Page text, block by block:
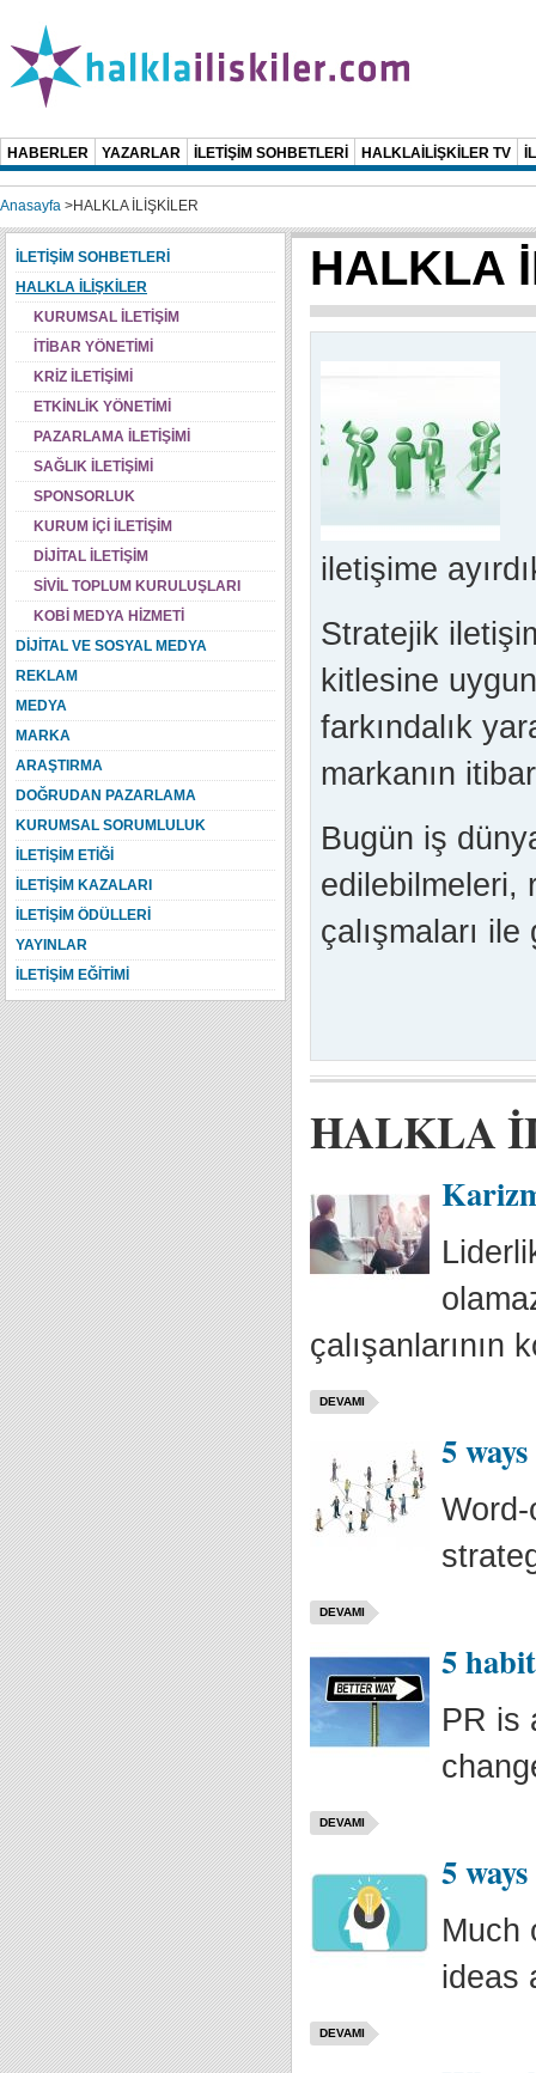
HABERLER YAZARLAR İLETİŞİM SOHBETLERİ HALKLAİLİŞKİLER TV
Anasayfa >HALKLA İLİŞKİLER
HALKLA
iletişime
Stratejik
kitlesine
farkındalık
markanın
Bugün iş
edilebilmeleri,
çalışmaları
HALKLA
çalışanlarının
DEVAMI
5
DEVAMI
5
PR is
DEVAMI
5
Much
ideas
DEVAMI
İLETİŞİM SOHBETLERİ
HALKLA İLİŞKİLER
KURUMSAL İLETİŞİM
İTİBAR YÖNETİMİ
KRİZ İLETİŞİMİ
ETKİNLİK YÖNETİMİ
PAZARLAMA İLETİŞİMİ
SAĞLIK İLETİŞİMİ
SPONSORLUK
KURUM İÇİ İLETİŞİM
DİJİTAL İLETİŞİM
SİVİL TOPLUM KURULUŞLARI
KOBİ MEDYA HİZMETİ
DİJİTAL VE SOSYAL MEDYA
REKLAM
MEDYA
MARKA
ARAŞTIRMA
DOĞRUDAN PAZARLAMA
KURUMSAL SORUMLULUK
İLETİŞİM ETİĞİ
İLETİŞİM KAZALARI
İLETİŞİM ÖDÜLLERİ
YAYINLAR
İLETİŞİM EĞİTİMİ